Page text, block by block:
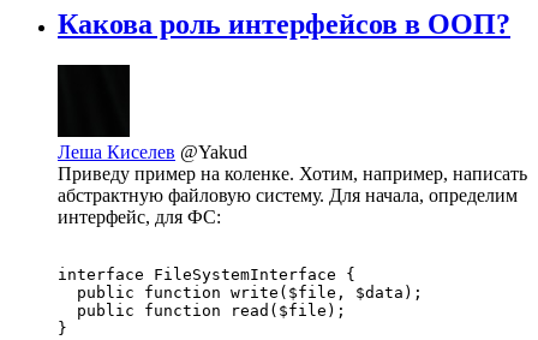
Какова роль интерфейсов в ООП?
Леша Киселев @Yakud
Приведу пример на коленке. Хотим, например, написать
абстрактную файловую систему. Для начала, определим
интерфейс, для ФС:
interface FileSystemInterface {
  public function write($file, $data);
  public function read($file);
}